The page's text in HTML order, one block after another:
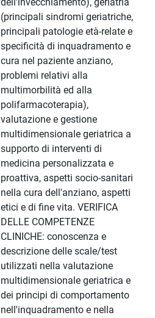
dell'invecchiamento), geriatria
(principali sindromi geriatriche,
principali patologie età-relate e
specificità di inquadramento e
cura nel paziente anziano,
problemi relativi alla
multimorbilità ed alla
polifarmacoterapia),
valutazione e gestione
multidimensionale geriatrica a
supporto di interventi di
medicina personalizzata e
proattiva, aspetti socio-sanitari
nella cura dell'anziano, aspetti
etici e di fine vita. VERIFICA
DELLE COMPETENZE
CLINICHE: conoscenza e
descrizione delle scale/test
utilizzati nella valutazione
multidimensionale geriatrica e
dei principi di comportamento
nell'inquadramento e nella